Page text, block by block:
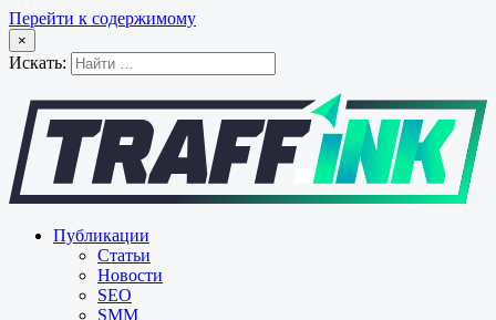
Перейти к содержимому
×
Искать:
Публикации
Статьи
Новости
SEO
SMM